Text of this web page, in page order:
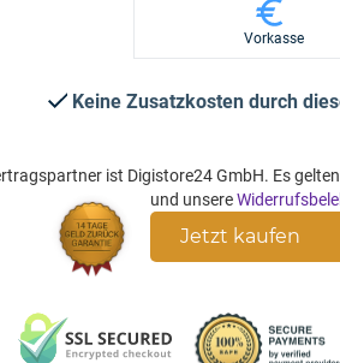
Vorkasse
Keine Zusatzkosten durch
ist Digistore24 GmbH. Es
und unsere
Jetzt kaufen